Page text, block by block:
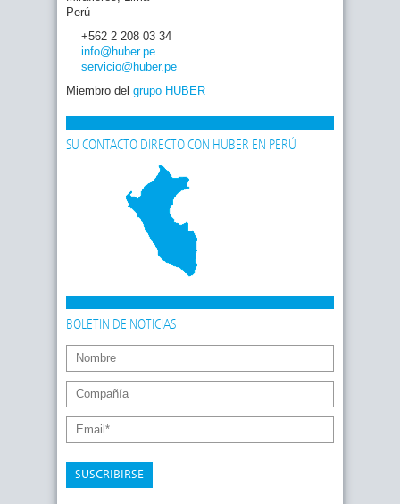
Perú
+562 2 208 03 34
info@huber.pe
servicio@huber.pe
Miembro del grupo HUBER
SU CONTACTO DIRECTO CON HUBER EN PERÚ
BOLETIN DE NOTICIAS
SUSCRIBIRSE